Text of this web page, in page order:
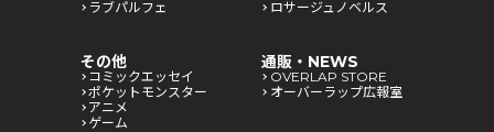
ラブパルフェ
ロサージュノベルス
その他
コミックエッセイ
ポケットモンスター
アニメ
ゲーム
通販・NEWS
OVERLAP STORE
オーバーラップ広報室